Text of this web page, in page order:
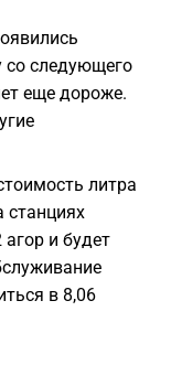
со следующего
еще дороже.
литра
станциях
и будет
в 8,06